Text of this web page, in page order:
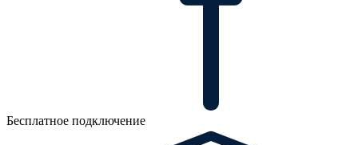
Бесплатное подключение